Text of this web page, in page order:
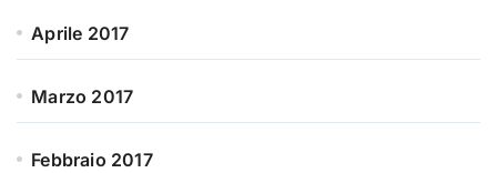
Aprile 2017
Marzo 2017
Febbraio 2017